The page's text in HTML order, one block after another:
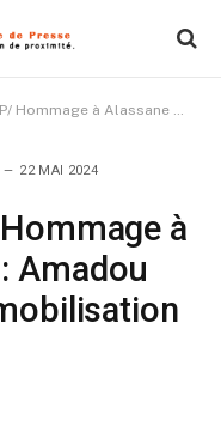
: Amadou Coulibaly salue la mobilisation des militants
22 MAI 2024
à
Amadou